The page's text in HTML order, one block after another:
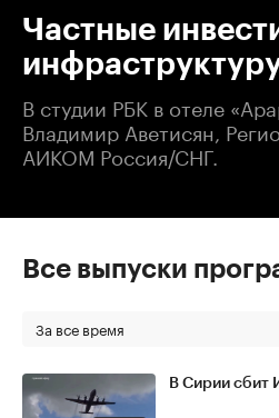
Частные
В студии РБК в отеле
Владимир Аветисян,
АИКОМ Россия/СНГ.
Все выпуски
За все время
В Сирии сбит